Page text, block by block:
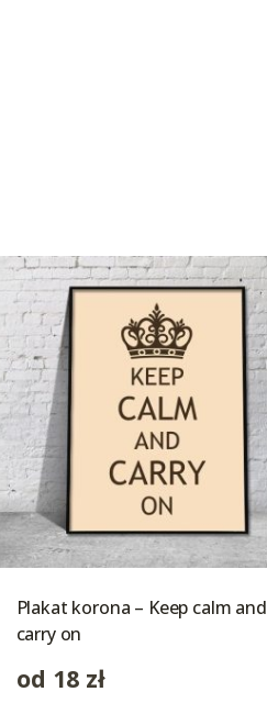
Plakat korona – Keep calm and
carry on
od 18 zł